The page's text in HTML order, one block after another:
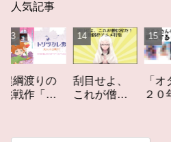
人気記事
りの
「ト
刮目せよ、
これが僧侶
メ」特集ア
「オタク歴
２０年の私
メ」アニメ